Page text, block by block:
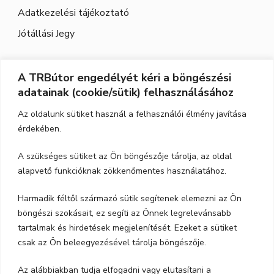
A TRBútor engedélyét kéri a böngészési
adatainak (cookie/sütik) felhasználásához
Az oldalunk sütiket használ a felhasználói élmény javítása
érdekében.
A szükséges sütiket az Ön böngészője tárolja, az oldal
alapvető funkcióknak zökkenőmentes használatához.
Harmadik féltől származó sütik segítenek elemezni az Ön
böngészi szokásait, ez segíti az Önnek legrelevánsabb
tartalmak és hirdetések megjelenítését. Ezeket a sütiket
csak az Ön beleegyezésével tárolja böngészője.
Az alábbiakban tudja elfogadni vagy elutasítani a
Adatkezelési tájékoztató
Jótállási Jegy
Elérhetőség
Cím: 3526 Miskolc, Szeles utca 71.
Nyitvatartás:
Telefon:06-70-615-6771
06-20-347-7788
email:trbutor1@gmail.com